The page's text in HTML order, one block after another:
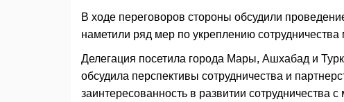
В ходе переговоров стороны обсудили
наметили ряд мер по укреплению
Делегация посетила города Мары, Ашхабад и
обсудила перспективы сотрудничества и
заинтересованность в развитии